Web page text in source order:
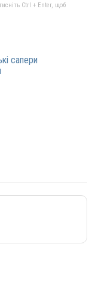
Ctrl + Enter, щоб
сапери